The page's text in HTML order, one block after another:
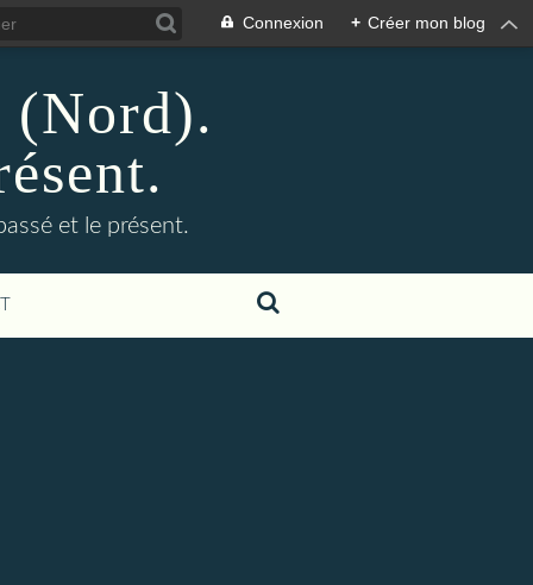
Connexion + Créer mon blog
et le présent.